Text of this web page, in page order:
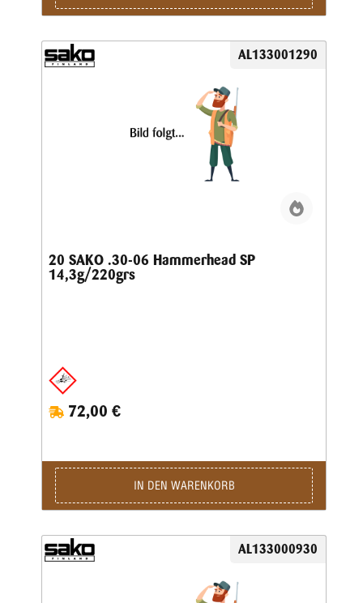
AL133001290
20 SAKO .30-06 Hammerhead SP
14,3g/220grs
72,00 €
IN DEN WARENKORB
AL133000930